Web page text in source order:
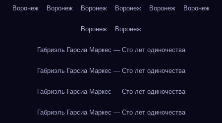
Воронеж Воронеж Воронеж Воронеж Воронеж Воронеж
Воронеж Воронеж
Габриэль Гарсиа Маркес — Сто лет одиночества
Габриэль Гарсиа Маркес — Сто лет одиночества
Габриэль Гарсиа Маркес — Сто лет одиночества
Габриэль Гарсиа Маркес — Сто лет одиночества